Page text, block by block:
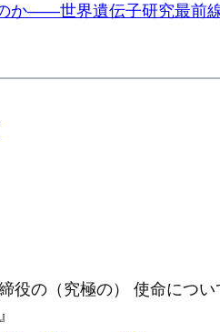
か――世界遺伝子研究最前
役の（究極の） 使命につ